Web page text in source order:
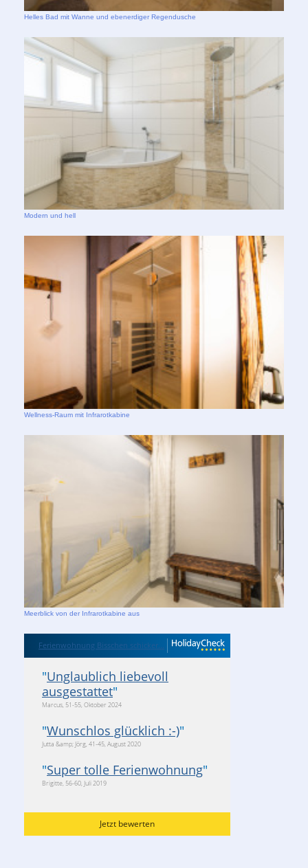
Helles Bad mit Wanne und ebenerdiger Regendusche
Modern und hell
Wellness-Raum mit Infrarotkabine
Meerblick von der Infrarotkabine aus
Ferienwohnung Bisschen schicker...
"Unglaublich liebevoll
ausgestattet"
Marcus, 51-55, Oktober 2024
"Wunschlos glücklich :-)"
Jutta &amp; Jörg, 41-45, August 2020
"Super tolle Ferienwohnung"
Brigitte, 56-60, Juli 2019
Jetzt bewerten